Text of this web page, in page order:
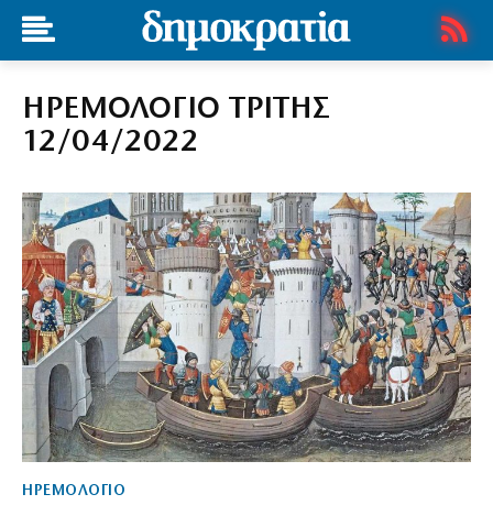
ΗΡΕΜΟΛΟΓΙΟ ΤΡΙΤΗΣ
12/04/2022
ΗΡΕΜΟΛΟΓΙΟ